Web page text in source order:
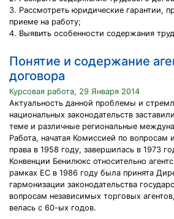
3. Рассмотреть юридические гарантии,
приеме на работу;
4. Выявить особенности содержания
Понятие и содержание
договора
Курсовая работа, 29 Января 2014
Актуальность данной проблемы и
национальных законодательств
теме и различные региональные
Работа, начатая Комиссией по вопросам
права в 1958 году, завершилась в 1973
Конвенции Бенилюкс относительно
рамках ЕС в 1986 году была принята
гармонизации законодательства
вопросам независимых торговых
велась с 60-ых годов.